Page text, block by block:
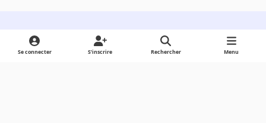
Light ModeDark ModeSystem Preference
Se connecter S’inscrire Rechercher Menu